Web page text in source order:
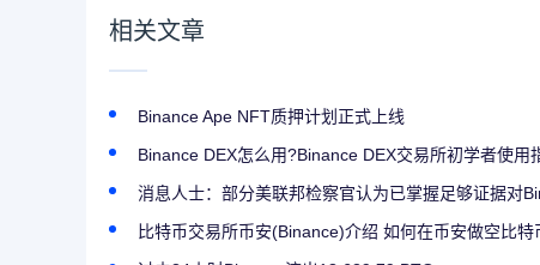
相关文章
Binance Ape NFT质押计划正式上线
Binance DEX怎么用?Binance DEX交易所初学者使用
消息人士：部分美联邦检察官认为已掌握足够证据对
比特币交易所币安(Binance)介绍 如何在币安做空比特